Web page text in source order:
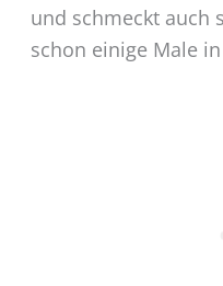
und schmeckt auch
schon einige Male